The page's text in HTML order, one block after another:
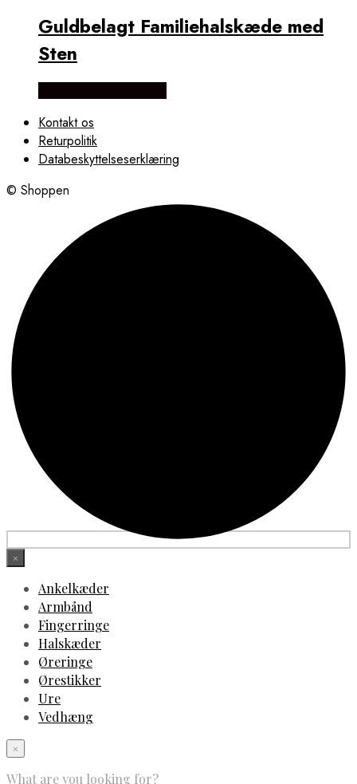
Guldbelagt Familiehalskæde med
Sten
Kontakt os
Returpolitik
Databeskyttelseserklæring
© Shoppen
×
Ankelkæder
Armbånd
Fingerringe
Halskæder
Øreringe
Ørestikker
Ure
Vedhæng
×
What are you looking for?